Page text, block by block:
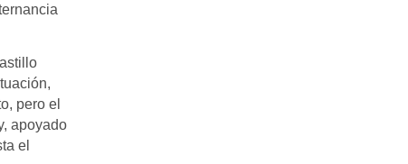
pero el
apoyado
el